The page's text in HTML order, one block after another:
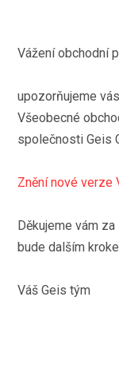
Vážení obchodní
upozorňujeme
Všeobecné
společnosti Geis
Znění nové verze
Děkujeme vám
bude dalším
Váš Geis tým